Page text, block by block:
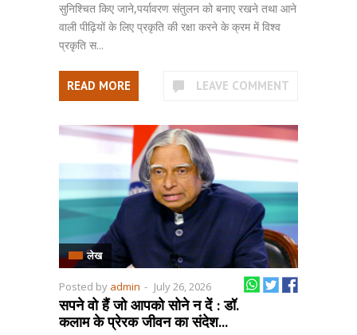
सुनिश्चित किए जाने,पर्यावरण संतुलन को बनाए रखने तथा आने
वाली पीढ़ियों के लिए प्रकृति की रक्षा करने के क्रम में विश्व
प्रकृति स...
READ MORE LEAVE COMMENT
लेख
Posted by admin - July 26, 2026
सपने वो हैं जो आपको सोने न दें : डॉ.
कलाम के प्रेरक जीवन का संदेश...